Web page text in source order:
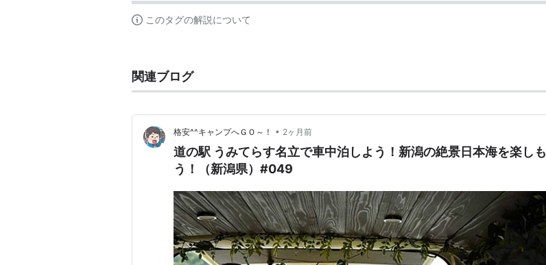
このタグの解説について
関連ブログ
格安^^キャンプへＧＯ～！ • 2ヶ月前
道の駅 うみてらす名立で車中泊しよう！新潟の絶景日本海を楽しも
う！（新潟県）#049